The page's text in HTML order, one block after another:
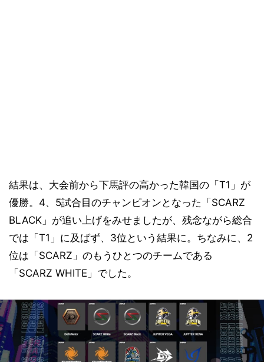
結果は、大会前から下馬評の高かった韓国の「T1」が
優勝。4、5試合目のチャンピオンとなった「SCARZ
BLACK」が追い上げをみせましたが、残念ながら総合
では「T1」に及ばず、3位という結果に。ちなみに、2
位は「SCARZ」のもうひとつのチームである
「SCARZ WHITE」でした。